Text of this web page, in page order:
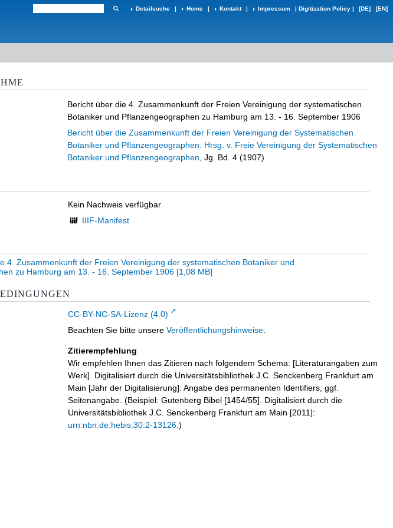
Detailsuche | Home | Kontakt | Impressum | Digitization Policy | [DE] [EN]
Bericht über die 4. Zusammenkunft der Freien Vereinigung der systematischen
Botaniker und Pflanzengeographen zu Hamburg am 13. - 16. September 1906
Bericht über die Zusammenkunft der Freien Vereinigung der Systematischen
Botaniker und Pflanzengeographen. Hrsg. v. Freie Vereinigung der Systematischen
Botaniker und Pflanzengeographen , Jg. Bd. 4 (1907)
Kein Nachweis verfügbar
IIIF-Manifest
4. Zusammenkunft der Freien Vereinigung der systematischen Botaniker und
zu Hamburg am 13. - 16. September 1906 [1,08 MB]
CC-BY-NC-SA-Lizenz (4.0)
Beachten Sie bitte unsere Veröffentlichungshinweise
Zitierempfehlung
Wir empfehlen Ihnen das Zitieren nach folgendem Schema: [Literaturangaben zum
Werk]. Digitalisiert durch die Universitätsbibliothek J.C. Senckenberg Frankfurt am
Main [Jahr der Digitalisierung]: Angabe des permanenten Identifiers, ggf.
Seitenangabe. (Beispiel: Gutenberg Bibel [1454/55]. Digitalisiert durch die
Universitätsbibliothek J.C. Senckenberg Frankfurt am Main [2011]:
urn:nbn:de:hebis:30:2-13126 .)